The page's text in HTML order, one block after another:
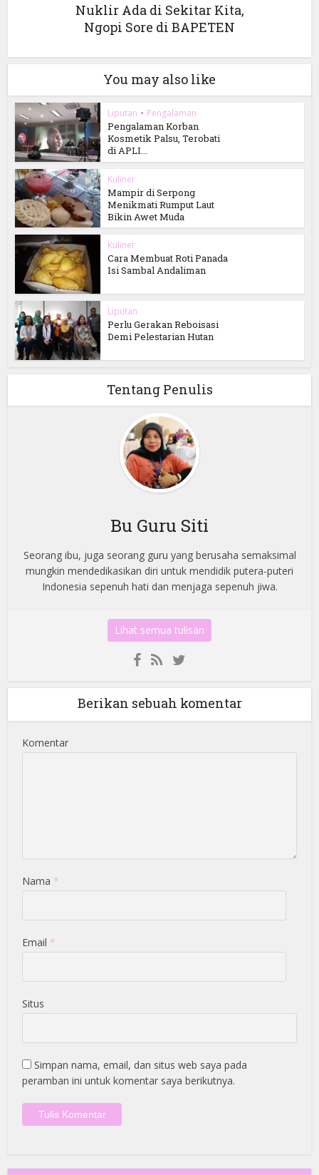
Nuklir Ada di Sekitar Kita,
Ngopi Sore di BAPETEN
You may also like
Liputan • Pengalaman
Pengalaman Korban
Kosmetik Palsu, Terobati
di APLI...
Kuliner
Mampir di Serpong
Menikmati Rumput Laut
Bikin Awet Muda
Kuliner
Cara Membuat Roti Panada
Isi Sambal Andaliman
Liputan
Perlu Gerakan Reboisasi
Demi Pelestarian Hutan
Tentang Penulis
Bu Guru Siti
Seorang ibu, juga seorang guru yang berusaha semaksimal
mungkin mendedikasikan diri untuk mendidik putera-puteri
Indonesia sepenuh hati dan menjaga sepenuh jiwa.
Lihat semua tulisan
Berikan sebuah komentar
Komentar
Nama *
Email *
Situs
Simpan nama, email, dan situs web saya pada
peramban ini untuk komentar saya berikutnya.